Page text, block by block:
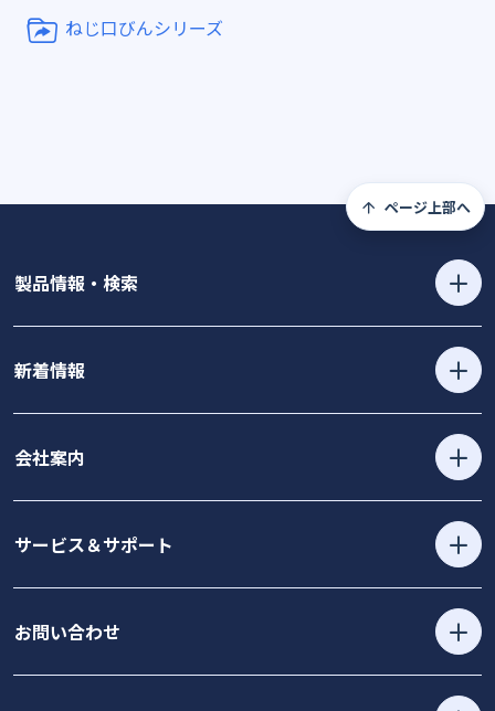
ねじ口びんシリーズ
ページ上部へ
製品情報・検索
新着情報
会社案内
サービス＆サポート
お問い合わせ